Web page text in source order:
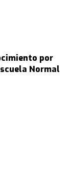
por
Normal